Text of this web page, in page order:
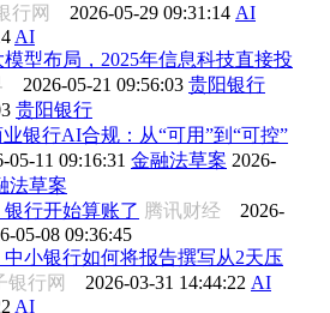
行网 2026-05-29 09:31:14 AI
AI
型布局，2025年信息科技直接投
2026-05-21 09:56:03 贵阳银行
贵阳银行
银行AI合规：从“可用”到“可控”
05-11 09:16:31 金融法草案 2026-
法草案
行开始算账了 腾讯财经 2026-
05-08 09:36:45
小银行如何将报告撰写从2天压
银行网 2026-03-31 14:44:22 AI
AI